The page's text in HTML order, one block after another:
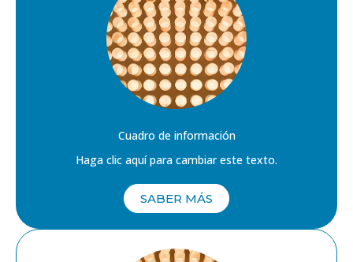
Cuadro de información
Haga clic aquí para cambiar este texto.
SABER MÁS